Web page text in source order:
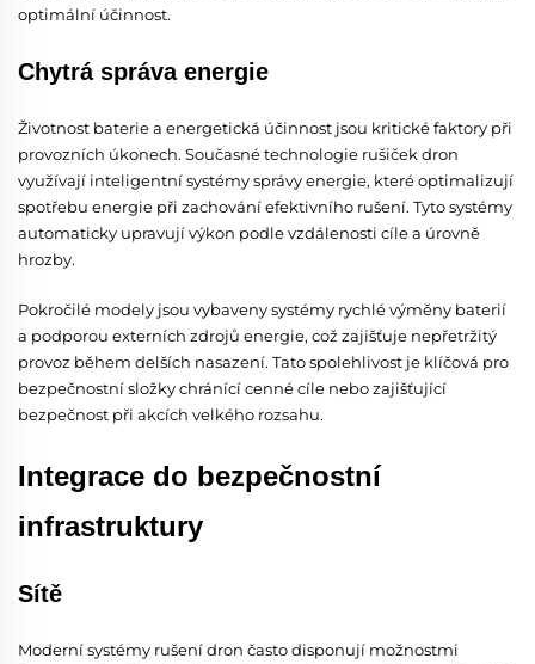
optimální účinnost.
Chytrá správa energie
Životnost baterie a energetická účinnost jsou kritické faktory při
provozních úkonech. Současné technologie rušiček dron
využívají inteligentní systémy správy energie, které optimalizují
spotřebu energie při zachování efektivního rušení. Tyto systémy
automaticky upravují výkon podle vzdálenosti cíle a úrovně
hrozby.
Pokročilé modely jsou vybaveny systémy rychlé výměny baterií
a podporou externích zdrojů energie, což zajišťuje nepřetržitý
provoz během delších nasazení. Tato spolehlivost je klíčová pro
bezpečnostní složky chránící cenné cíle nebo zajišťující
bezpečnost při akcích velkého rozsahu.
Integrace do bezpečnostní
infrastruktury
Sítě
Moderní systémy rušení dron často disponují možnostmi